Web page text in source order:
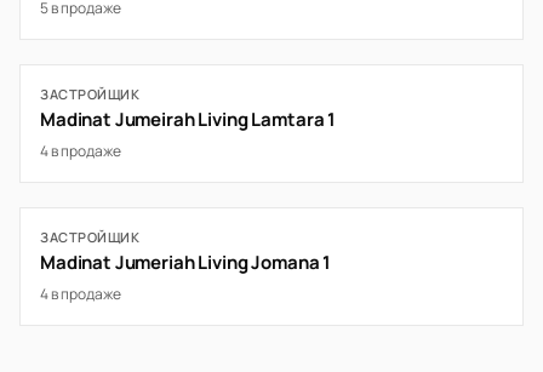
5 в продаже
ЗАСТРОЙЩИК
Madinat Jumeirah Living Lamtara 1
4 в продаже
ЗАСТРОЙЩИК
Madinat Jumeriah Living Jomana 1
4 в продаже